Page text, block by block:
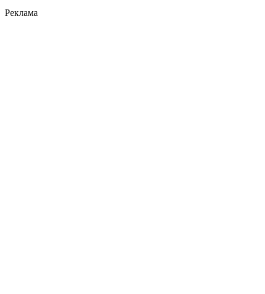
Реклама